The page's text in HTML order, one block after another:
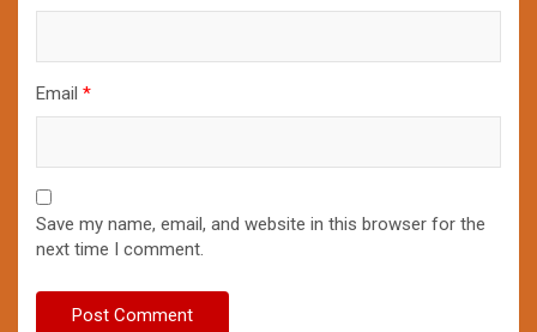
Email *
Save my name, email, and website in this browser for the
next time I comment.